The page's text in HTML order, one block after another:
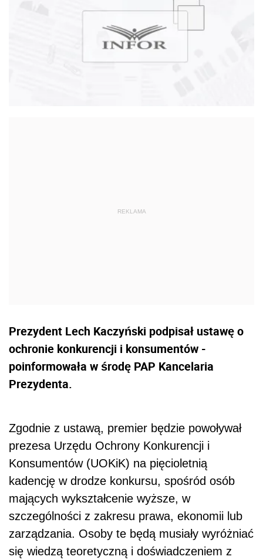
Prezydent Lech Kaczyński podpisał ustawę o
ochronie konkurencji i konsumentów -
poinformowała w środę PAP Kancelaria
Prezydenta.
Zgodnie z ustawą, premier będzie powoływał
prezesa Urzędu Ochrony Konkurencji i
Konsumentów (UOKiK) na pięcioletnią
kadencję w drodze konkursu, spośród osób
mających wykształcenie wyższe, w
szczególności z zakresu prawa, ekonomii lub
zarządzania. Osoby te będą musiały wyróżniać
się wiedzą teoretyczną i doświadczeniem z